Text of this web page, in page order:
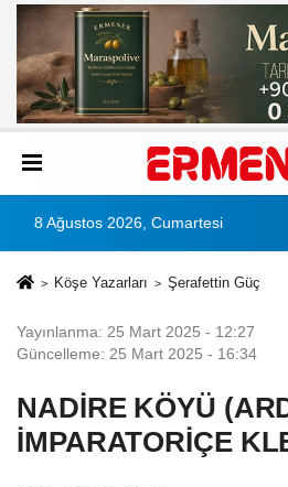
8 Ağustos 2026, Cumartesi
Köşe Yazarları Şerafettin Güç
Yayınlanma: 25 Mart 2025 - 12:27
Güncelleme: 25 Mart 2025 - 16:34
NADİRE KÖYÜ
İMPARATORİÇE